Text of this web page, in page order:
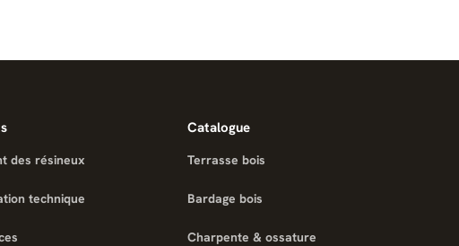
des résineux
technique
Catalogue
Terrasse bois
Bardage bois
Charpente & ossature